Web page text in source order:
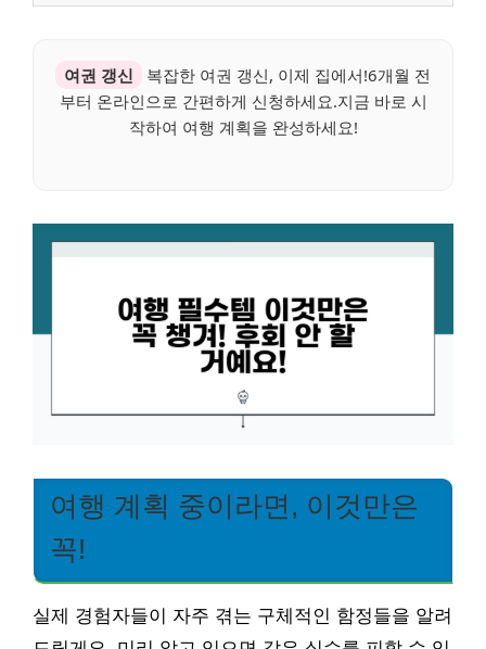
여권 갱신
복잡한 여권 갱신, 이제 집에서!6개월 전
부터 온라인으로 간편하게 신청하세요.지금 바로 시
작하여 여행 계획을 완성하세요!
여행 계획 중이라면, 이것만은
꼭!
실제 경험자들이 자주 겪는 구체적인 함정들을 알려